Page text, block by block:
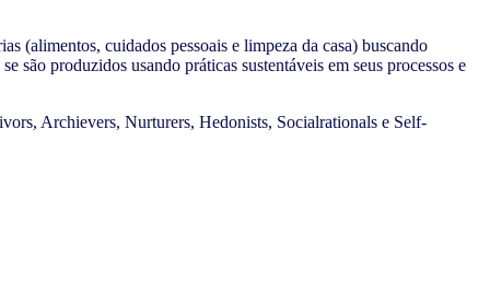
(alimentos, cuidados pessoais e limpeza da casa) buscando
são produzidos usando práticas sustentáveis em seus processos e
Archievers, Nurturers, Hedonists, Socialrationals e Self-